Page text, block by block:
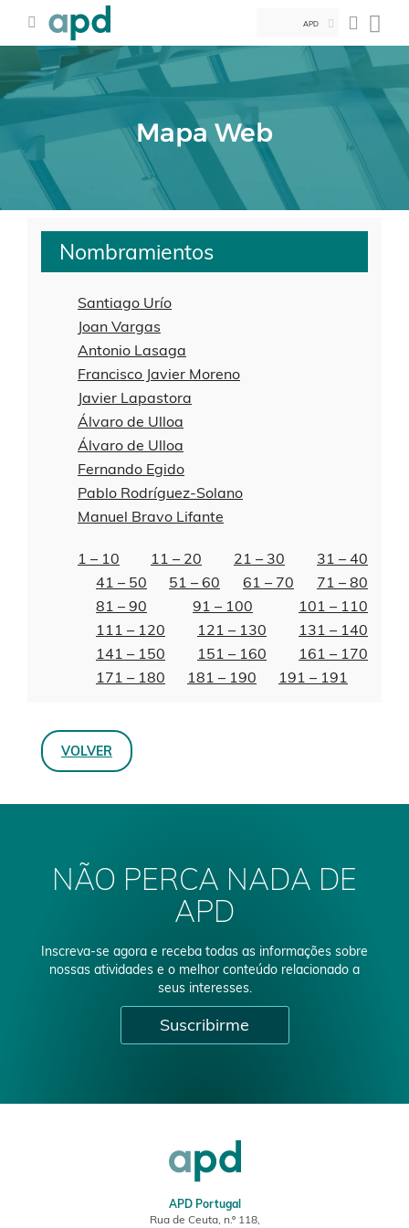
APD
Mapa Web
Nombramientos
Santiago Urío
Joan Vargas
Antonio Lasaga
Francisco Javier Moreno
Javier Lapastora
Álvaro de Ulloa
Álvaro de Ulloa
Fernando Egido
Pablo Rodríguez-Solano
Manuel Bravo Lifante
1 – 10 11 – 20 21 – 30
31 – 40
41 – 50
51 – 60 61 – 70
71 – 80
81 – 90
91 – 100
101 – 110
111 – 120
121 – 130
131 – 140
141 – 150
151 – 160
161 – 170
171 – 180
181 – 190 191 – 191
VOLVER
NÃO PERCA NADA DE
APD
Inscreva-se agora e receba todas as informações sobre
nossas atividades e o melhor conteúdo relacionado a
seus interesses.
Suscribirme
APD Portugal
Rua de Ceuta, n.º 118,